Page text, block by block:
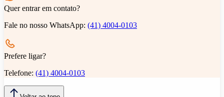
Quer entrar em contato?
Fale no nosso WhatsApp: (41) 4004-0103
Prefere ligar?
Telefone: (41) 4004-0103